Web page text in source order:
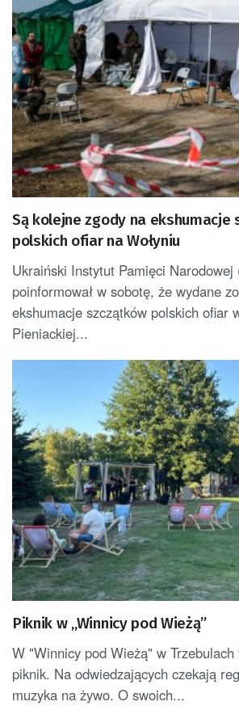
Są kolejne zgody na ekshumacje
polskich ofiar na Wołyniu
Ukraiński Instytut Pamięci Narodowej
poinformował w sobotę, że wydane
ekshumacje szczątków polskich ofiar
Pieniackiej...
Piknik w „Winnicy pod Wieżą”
W "Winnicy pod Wieżą" w
piknik. Na odwiedzających czekają
muzyka na żywo. O swoich...